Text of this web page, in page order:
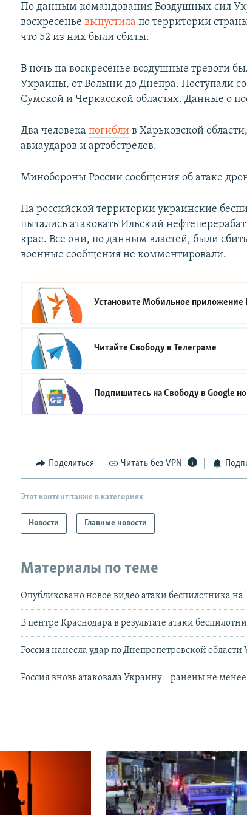
По данным командования Воздушных сил
воскресеньевыпустила по территории
что 52 из них были сбиты.
В ночь на воскресенье воздушные тревоги
Украины, от Волыни до Днепра. Поступали
Сумской и Черкасской областях. Данные о
Два человекапогибли в Харьковской
авиаударов и артобстрелов.
Минобороны России сообщения об атаке
На российской территории украинские
пытались атаковать Ильский
крае. Все они, по данным властей, были
военные сообщения не комментировали.
Установите Мобильное приложение
Читайте Свободу вТелеграме
Подпишитесь на Свободу вGoogle
Поделиться Читать без VPN
Этот контент также в категориях
Новости Главные новости
Материалы по теме
Опубликовано новое видео атаки беспилотника на
В центре Краснодара в результате атаки
Россия нанесла удар по Днепропетровской
Россия вновь атаковала Украину – ранены не менее